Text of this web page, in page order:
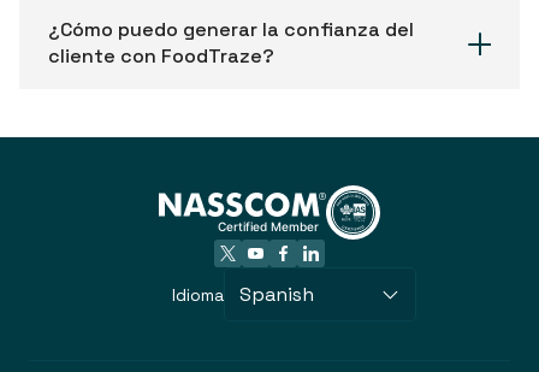
¿Cómo puedo generar la confianza del
cliente con FoodTraze?
Idioma Spanish